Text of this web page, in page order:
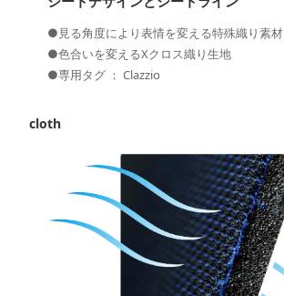
●見る角度により表情を変える特殊織り素材
●色合いを変えるXクロス織り生地
●専用タグ ： Clazzio
cloth